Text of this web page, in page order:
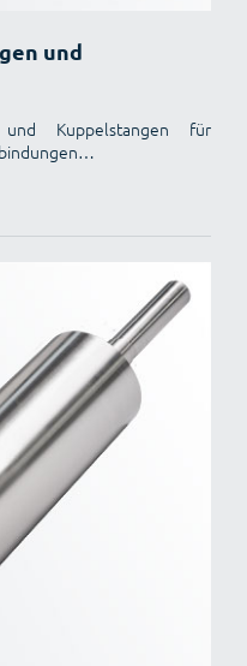
und
und Kuppelstangen für